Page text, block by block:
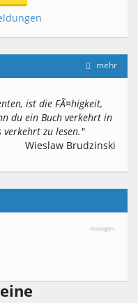
mehr
ist die FÃ¤higkeit,
du ein Buch verkehrt in
verkehrt zu lesen."
Wieslaw Brudzinski
-Anzeigen-